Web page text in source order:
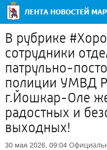
В рубрике
сотрудники
патрульно-
полиции УМВД
г.Йошкар-Оле
радостных и
выходных!
30 мая 2026, 09:04